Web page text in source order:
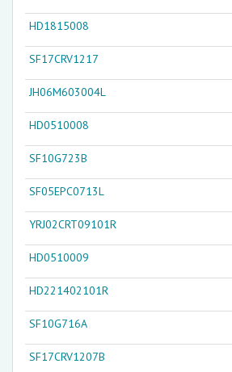
HD1815008
SF17CRV1217
JH06M603004L
HD0510008
SF10G723B
SF05EPC0713L
YRJ02CRT09101R
HD0510009
HD221402101R
SF10G716A
SF17CRV1207B